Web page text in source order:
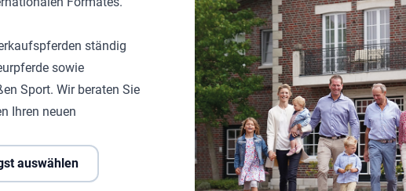
ständig
sowie
Sport. Wir beraten Sie
Ihren neuen
auswählen